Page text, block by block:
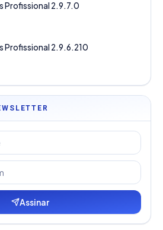
Profissional 2.9.7.0
Profissional 2.9.6.210
Assinar